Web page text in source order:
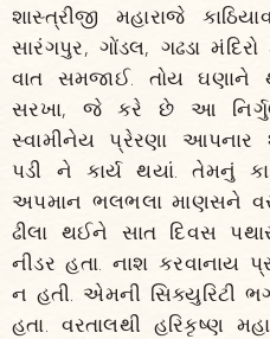
શાસ્ત્રીજી મહારાજે
સારંગપુર, ગોંડલ, ગઢડા મંદિરો
વાત સમજાઈ. તોય ઘણાને
સરખા, જે કરે છે આ
સ્વામીનેય પ્રેરણા
પડી ને કાર્ય થયાં. તેમનું
અપમાન ભલભલા માણસને
ઢીલા થઈને સાત દિવસ
નીડર હતા. નાશ કરવાનાય
ન હતી. એમની સિક્યુરિટી
હતા. વરતાલથી હરિકૃષ્ણ